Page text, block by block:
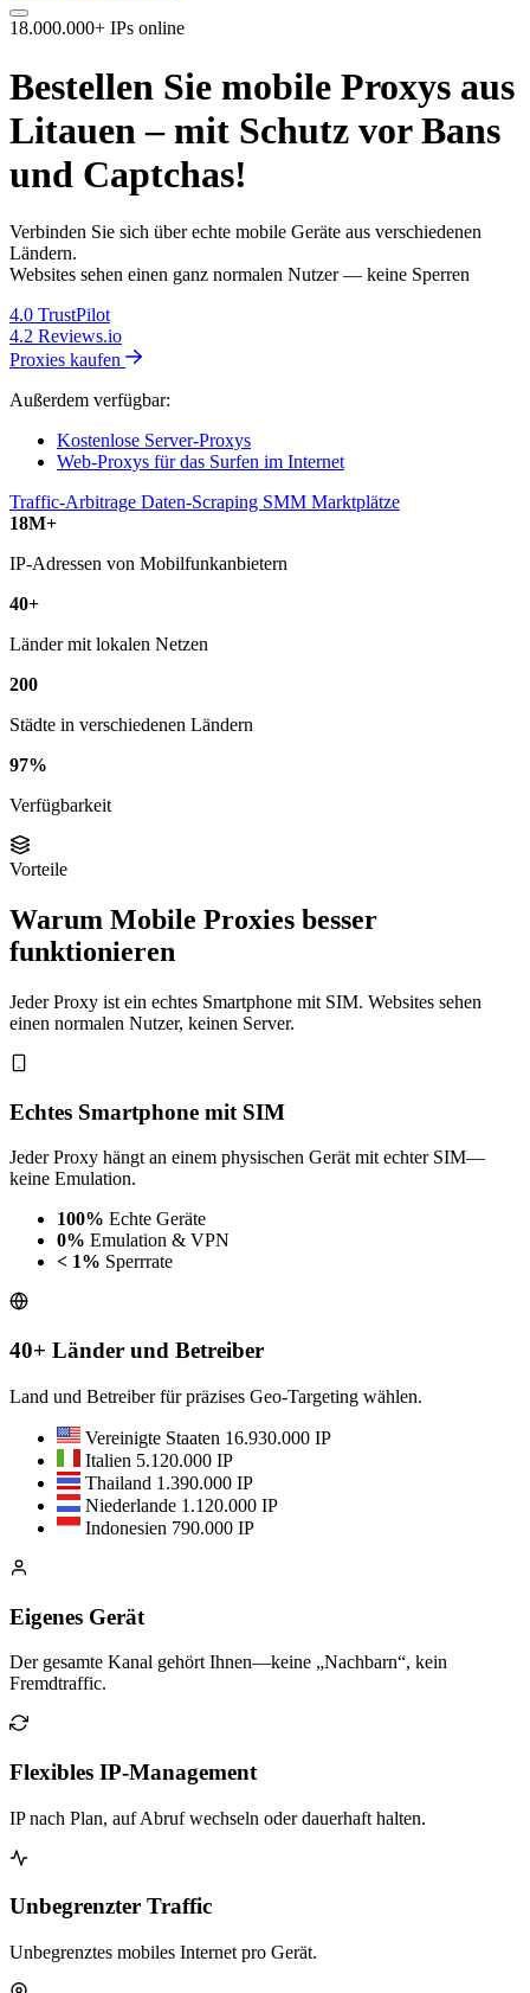
18.000.000+ IPs online
Bestellen Sie mobile Proxys aus
Litauen – mit Schutz vor Bans
und Captchas!
Verbinden Sie sich über echte mobile Geräte aus verschiedenen
Ländern.
Websites sehen einen ganz normalen Nutzer — keine Sperren
4.0 TrustPilot
4.2 Reviews.io
Proxies kaufen
Außerdem verfügbar:
Kostenlose Server-Proxys
Web-Proxys für das Surfen im Internet
Traffic-Arbitrage Daten-Scraping SMM Marktplätze
18M+
IP-Adressen von Mobilfunkanbietern
40+
Länder mit lokalen Netzen
200
Städte in verschiedenen Ländern
97%
Verfügbarkeit
Vorteile
Warum Mobile Proxies besser
funktionieren
Jeder Proxy ist ein echtes Smartphone mit SIM. Websites sehen
einen normalen Nutzer, keinen Server.
Echtes Smartphone mit SIM
Jeder Proxy hängt an einem physischen Gerät mit echter SIM—
keine Emulation.
100% Echte Geräte
0% Emulation & VPN
< 1% Sperrrate
40+ Länder und Betreiber
Land und Betreiber für präzises Geo-Targeting wählen.
Vereinigte Staaten 16.930.000 IP
Italien 5.120.000 IP
Thailand 1.390.000 IP
Niederlande 1.120.000 IP
Indonesien 790.000 IP
Eigenes Gerät
Der gesamte Kanal gehört Ihnen—keine „Nachbarn“, kein
Fremdtraffic.
Flexibles IP-Management
IP nach Plan, auf Abruf wechseln oder dauerhaft halten.
Unbegrenzter Traffic
Unbegrenztes mobiles Internet pro Gerät.